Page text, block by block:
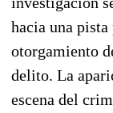
hacia una
otorgamiento
delito. La
escena del